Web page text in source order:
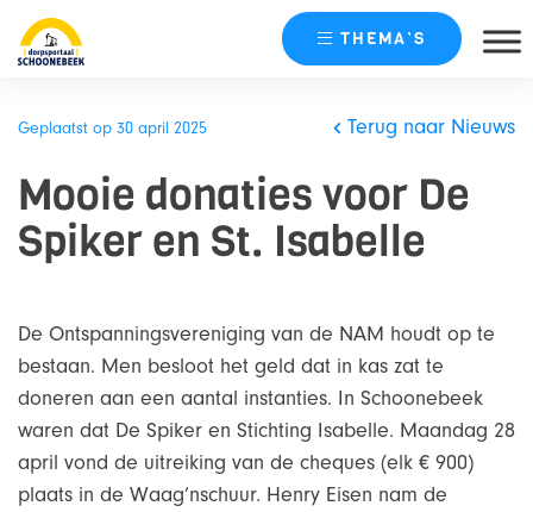
naar
THEMA’S
Geplaatst op 30 april 2025 Terug naar Nieuws
Mooie donaties voor De
Spiker en St. Isabelle
De Ontspanningsvereniging van de NAM houdt op te
bestaan. Men besloot het geld dat in kas zat te
doneren aan een aantal instanties. In Schoonebeek
waren dat De Spiker en Stichting Isabelle. Maandag 28
april vond de uitreiking van de cheques (elk € 900)
plaats in de Waag’nschuur. Henry Eisen nam de